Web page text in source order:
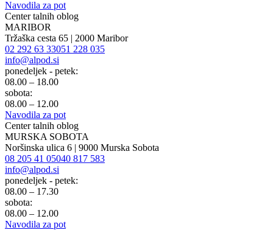
Navodila za pot
Center talnih oblog
MARIBOR
Tržaška cesta 65 | 2000 Maribor
02 292 63 33051 228 035
info@alpod.si
ponedeljek - petek:
08.00 – 18.00
sobota:
08.00 – 12.00
Navodila za pot
Center talnih oblog
MURSKA SOBOTA
Noršinska ulica 6 | 9000 Murska Sobota
08 205 41 05040 817 583
info@alpod.si
ponedeljek - petek:
08.00 – 17.30
sobota:
08.00 – 12.00
Navodila za pot